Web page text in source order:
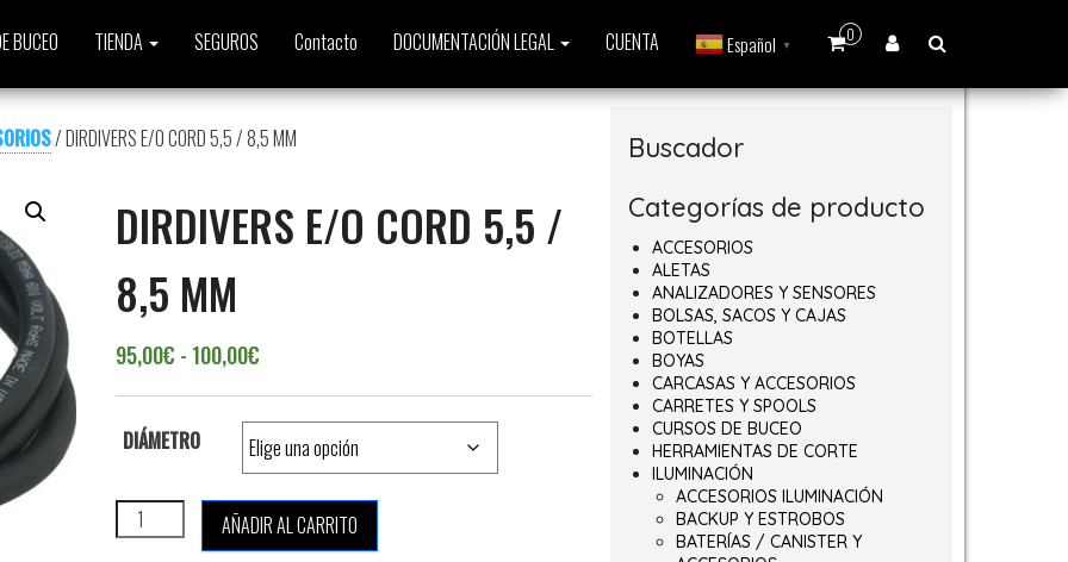
0
BUCEO TIENDA SEGUROS Contacto DOCUMENTACIÓN LEGAL CUENTA Español ▼
/ DIRDIVERS E/O CORD 5,5 / 8,5 MM
DIRDIVERS E/O CORD 5,5 /
8,5 MM
95,00€ - 100,00€Rango de precios: desde 95,00€ hasta 100,00€
DIÁMETRO
DIRDIVERS E/O CORD 5,5 / 8,5 MM cantidad
AÑADIR AL CARRITO
Buscador
Categorías de producto
ACCESORIOS
ALETAS
ANALIZADORES Y SENSORES
BOLSAS, SACOS Y CAJAS
BOTELLAS
BOYAS
CARCASAS Y ACCESORIOS
CARRETES Y SPOOLS
CURSOS DE BUCEO
HERRAMIENTAS DE CORTE
ILUMINACIÓN
ACCESORIOS ILUMINACIÓN
BACKUP Y ESTROBOS
BATERÍAS / CANISTER Y